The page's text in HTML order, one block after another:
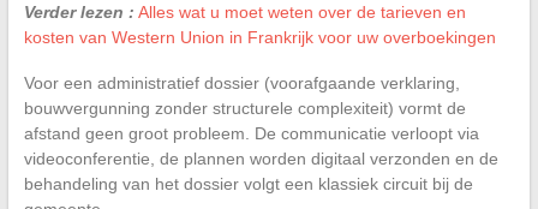
Verder lezen : Alles wat u moet weten over de tarieven en
kosten van Western Union in Frankrijk voor uw overboekingen
Voor een administratief dossier (voorafgaande verklaring,
bouwvergunning zonder structurele complexiteit) vormt de
afstand geen groot probleem. De communicatie verloopt via
videoconferentie, de plannen worden digitaal verzonden en de
behandeling van het dossier volgt een klassiek circuit bij de